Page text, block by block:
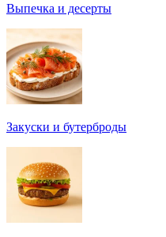
Выпечка и десерты
Закуски и бутерброды